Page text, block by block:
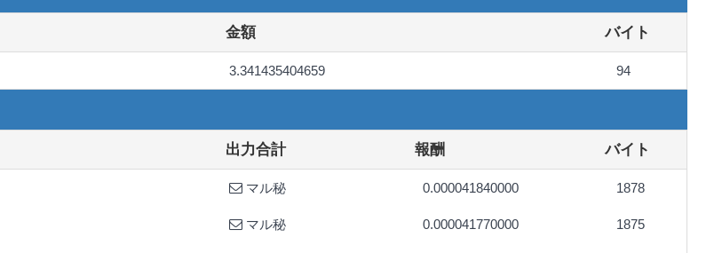
金額 バイト
3.341435404659 94
出力合計 報酬 バイト
マル秘 0.000041840000 1878
マル秘 0.000041770000 1875